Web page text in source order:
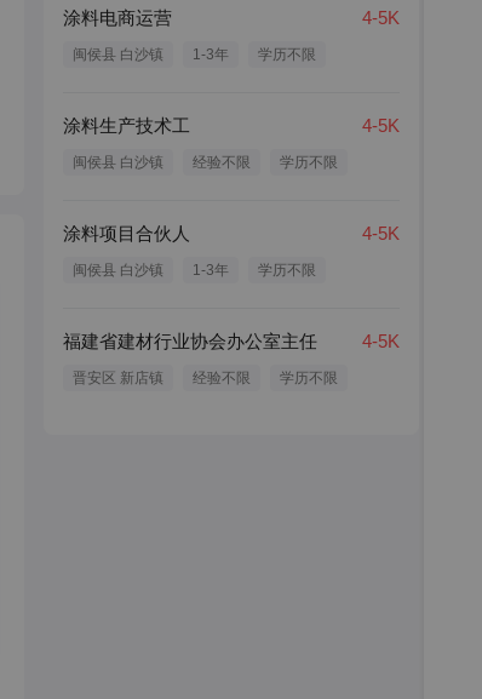
涂料电商运营 4-5K
闽侯县 白沙镇 1-3年 学历不限
涂料生产技术工 4-5K
闽侯县 白沙镇 经验不限 学历不限
涂料项目合伙人 4-5K
闽侯县 白沙镇 1-3年 学历不限
福建省建材行业协会办公室主任 4-5K
晋安区 新店镇 经验不限 学历不限